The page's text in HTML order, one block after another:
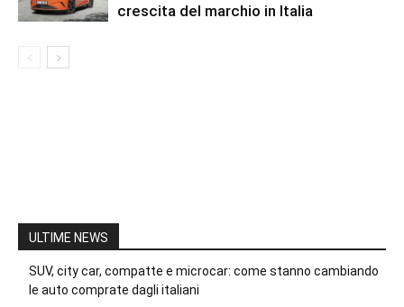
crescita del marchio in Italia
ULTIME NEWS
SUV, city car, compatte e microcar: come stanno cambiando
le auto comprate dagli italiani